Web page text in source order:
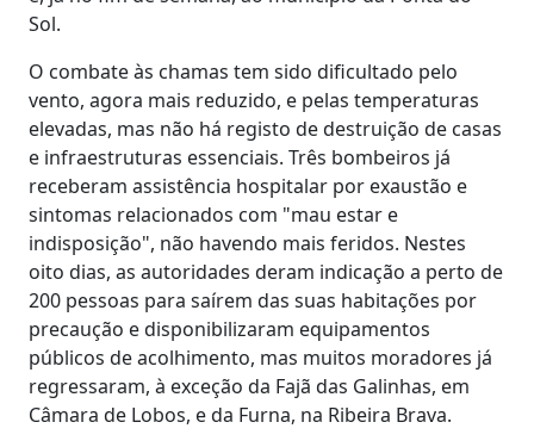
Sol.
O combate às chamas tem sido dificultado pelo
vento, agora mais reduzido, e pelas temperaturas
elevadas, mas não há registo de destruição de casas
e infraestruturas essenciais. Três bombeiros já
receberam assistência hospitalar por exaustão e
sintomas relacionados com "mau estar e
indisposição", não havendo mais feridos. Nestes
oito dias, as autoridades deram indicação a perto de
200 pessoas para saírem das suas habitações por
precaução e disponibilizaram equipamentos
públicos de acolhimento, mas muitos moradores já
regressaram, à exceção da Fajã das Galinhas, em
Câmara de Lobos, e da Furna, na Ribeira Brava.